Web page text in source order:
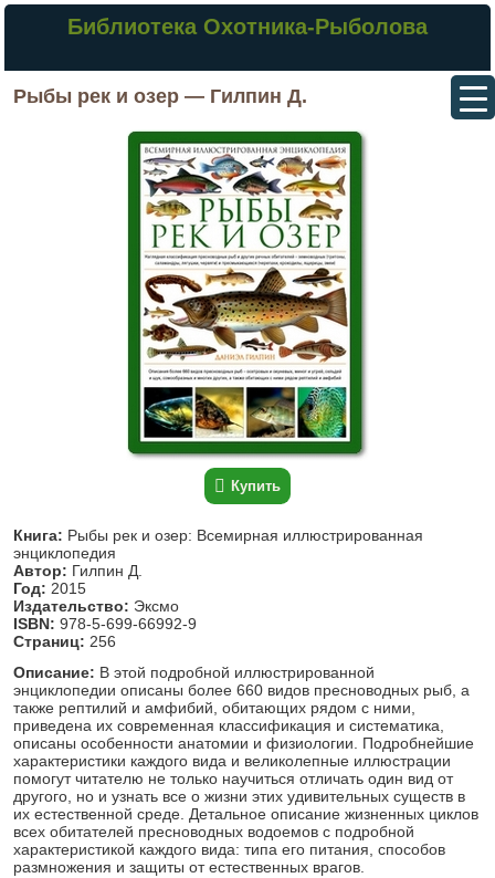
Библиотека Охотника-Рыболова
Рыбы рек и озер — Гилпин Д.
Купить
Книга: Рыбы рек и озер: Всемирная иллюстрированная
энциклопедия
Автор: Гилпин Д.
Год: 2015
Издательство: Эксмо
ISBN: 978-5-699-66992-9
Страниц: 256
Описание: В этой подробной иллюстрированной
энциклопедии описаны более 660 видов пресноводных рыб, а
также рептилий и амфибий, обитающих рядом с ними,
приведена их современная классификация и систематика,
описаны особенности анатомии и физиологии. Подробнейшие
характеристики каждого вида и великолепные иллюстрации
помогут читателю не только научиться отличать один вид от
другого, но и узнать все о жизни этих удивительных существ в
их естественной среде. Детальное описание жизненных циклов
всех обитателей пресноводных водоемов с подробной
характеристикой каждого вида: типа его питания, способов
размножения и защиты от естественных врагов.